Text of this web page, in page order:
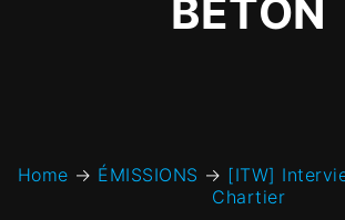
BÉTON
Home → ÉMISSIONS → [ITW]
Chartier